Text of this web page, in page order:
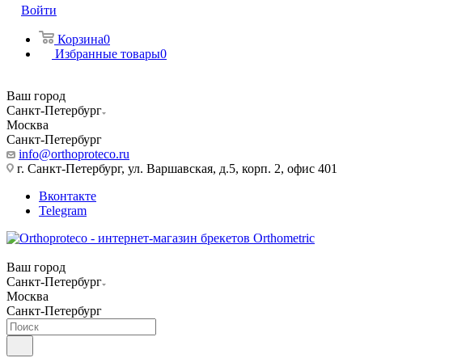
Войти
Корзина0
Избранные товары0
Ваш город
Санкт-Петербург
Москва
Санкт-Петербург
info@orthoproteco.ru
г. Санкт-Петербург, ул. Варшавская, д.5, корп. 2, офис 401
Вконтакте
Telegram
Ваш город
Санкт-Петербург
Москва
Санкт-Петербург